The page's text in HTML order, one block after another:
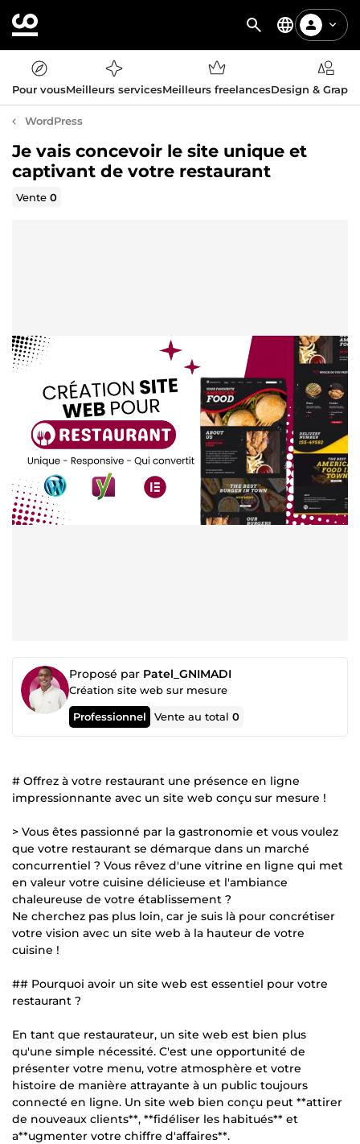
Pour vousMeilleurs servicesMeilleurs freelancesDesign &
WordPress
Je vais concevoir le site unique et
captivant de votre restaurant
Vente0
Proposé par Patel_GNIMADI
Création site web sur mesure
Professionnel Vente au total0
# Offrez à votre restaurant une présence en ligne
impressionnante avec un site web conçu sur mesure !
> Vous êtes passionné par la gastronomie et vous voulez
que votre restaurant se démarque dans un marché
concurrentiel ? Vous rêvez d'une vitrine en ligne qui met
en valeur votre cuisine délicieuse et l'ambiance
chaleureuse de votre établissement ?
Ne cherchez pas plus loin, car je suis là pour concrétiser
votre vision avec un site web à la hauteur de votre
cuisine !
## Pourquoi avoir un site web est essentiel pour votre
restaurant ?
En tant que restaurateur, un site web est bien plus
qu'une simple nécessité. C'est une opportunité de
présenter votre menu, votre atmosphère et votre
histoire de manière attrayante à un public toujours
connecté en ligne. Un site web bien conçu peut **attirer
de nouveaux clients**, **fidéliser les habitués** et
a**ugmenter votre chiffre d'affaires**.